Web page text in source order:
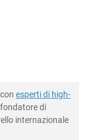
esperti di high-
di
internazionale